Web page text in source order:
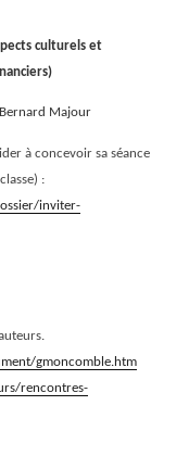
culturels et
Majour
à concevoir sa séance
:
inviter-
gmoncomble.htm
rencontres-